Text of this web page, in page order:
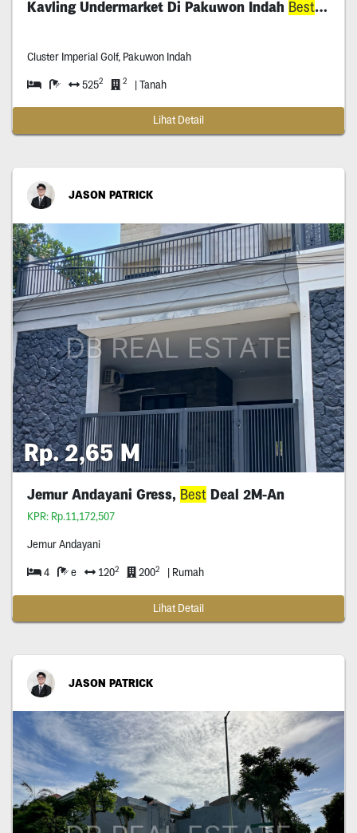
Kavling Undermarket Di Pakuwon Indah BestDeal
Cluster Imperial Golf, Pakuwon Indah
5252 2 | Tanah
Lihat Detail
JASON PATRICK
Rp. 2,65 M
Jemur Andayani Gress, BestDeal 2M-An
KPR: Rp.11,172,507
Jemur Andayani
4 e 1202 2002 | Rumah
Lihat Detail
JASON PATRICK